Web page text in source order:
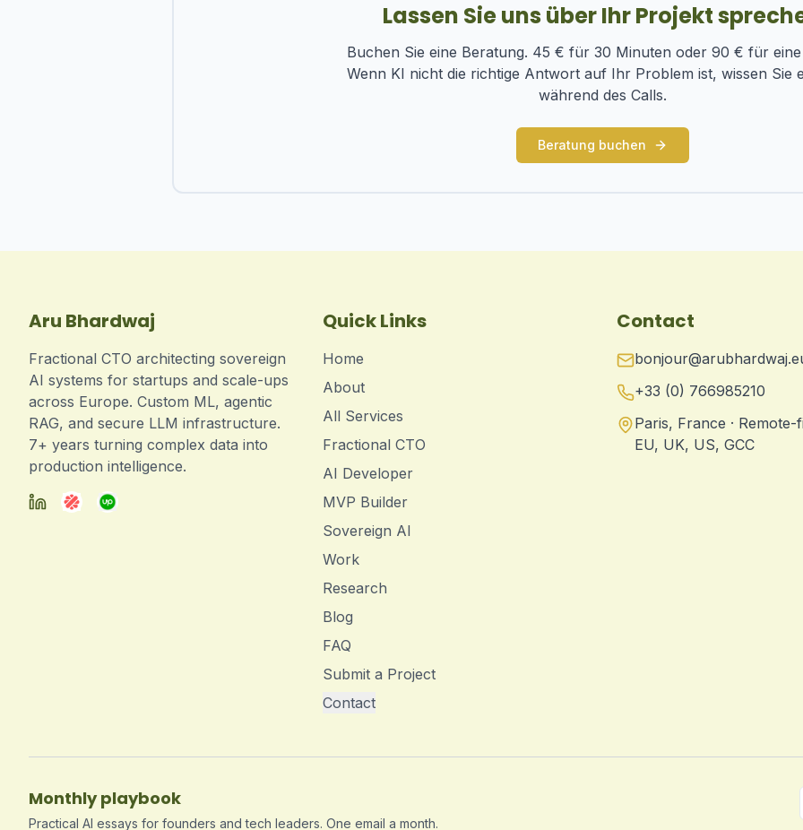
Lassen Sie uns über Ihr Projekt
Buchen Sie eine Beratung. 45 € für 30 Minuten oder 90 € für
Wenn KI nicht die richtige Antwort auf Ihr Problem ist, wissen Sie
während des Calls.
Beratung buchen
Aru Bhardwaj
Fractional CTO architecting sovereign
AI systems for startups and scale-ups
across Europe. Custom ML, agentic
RAG, and secure LLM infrastructure.
7+ years turning complex data into
production intelligence.
Quick Links
Home
About
All Services
Fractional CTO
AI Developer
MVP Builder
Sovereign AI
Work
Research
Blog
FAQ
Submit a Project
Contact
Contact
+33 (0) 766985210
Paris, France ·
EU, UK, US, GCC
Monthly playbook
Practical AI essays for founders and tech leaders. One email a month.